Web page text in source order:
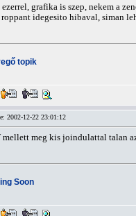
grafika is szep, nekem a
idegesito hibaval, siman
topik
2002-12-22 23:01:12
mellett meg kis joindulattal talan
Soon